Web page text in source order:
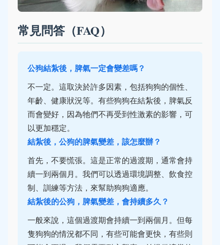
常見問答（FAQ）
公狗結紮後，脾氣一定會變差嗎？
不一定。這取決於許多因素，包括狗狗的個性、
年齡、健康狀況等。有些狗狗在結紮後，脾氣反
而會變好，因為牠們不再受到性激素的影響，可
以更加穩定。
結紮後，公狗的脾氣變差，該怎麼辦？
首先，不要慌張。這是正常的過渡期，通常會持
續一到兩個月。我們可以透過環境調整、飲食控
制、訓練等方法，來幫助狗狗適應。
結紮後的公狗，脾氣變差，會持續多久？
一般來說，這個過渡期會持續一到兩個月。但每
隻狗狗的情況都不同，有些可能會更快，有些則